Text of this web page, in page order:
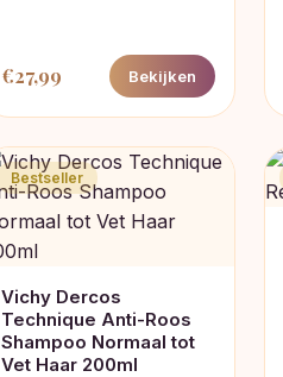
€27,99 Bekijken
Bestseller
Vichy Dercos
Technique Anti-Roos
Shampoo Normaal tot
Vet Haar 200ml